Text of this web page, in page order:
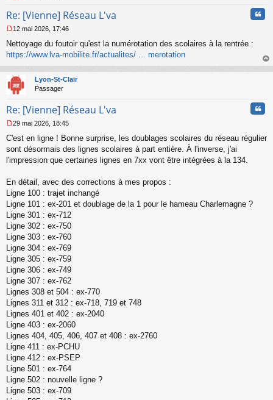
o
l
u
Re: [Vienne] Réseau L'va
e
s
a
g
e
o
l
u
12 mai 2026, 17:46
Nettoyage du foutoir qu'est la numérotation des scolaires à la rentrée :
https://www.lva-mobilite.fr/actualites/ ... merotation
au
Lyon-St-Clair
Passager
Re: [Vienne] Réseau L'va
e
s
s
e
n
o
n
l
u
29 mai 2026, 18:45
C'est en ligne ! Bonne surprise, les doublages scolaires du réseau régulier
sont désormais des lignes scolaires à part entière. À l'inverse, j'ai
l'impression que certaines lignes en 7xx vont être intégrées à la 134.
En détail, avec des corrections à mes propos :
Ligne 100 : trajet inchangé
Ligne 101 : ex-201 et doublage de la 1 pour le hameau Charlemagne ?
Ligne 301 : ex-712
Ligne 302 : ex-750
Ligne 303 : ex-760
Ligne 304 : ex-769
Ligne 305 : ex-759
Ligne 306 : ex-749
Ligne 307 : ex-762
Lignes 308 et 504 : ex-770
Lignes 311 et 312 : ex-718, 719 et 748
Lignes 401 et 402 : ex-2040
Ligne 403 : ex-2060
Lignes 404, 405, 406, 407 et 408 : ex-2760
Ligne 411 : ex-PCHU
Ligne 412 : ex-PSEP
Ligne 501 : ex-764
Ligne 502 : nouvelle ligne ?
Ligne 503 : ex-709